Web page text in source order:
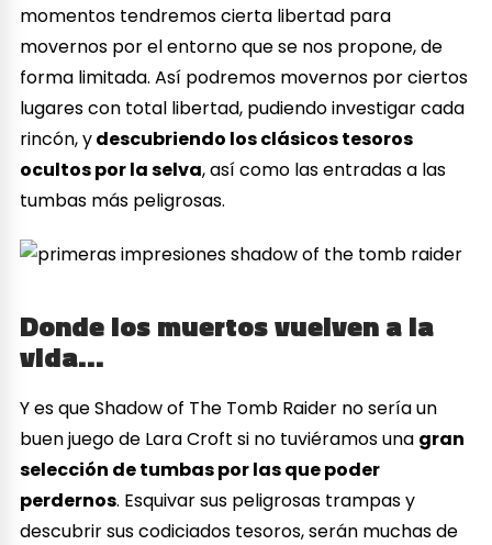
momentos tendremos cierta libertad para
movernos por el entorno que se nos propone, de
forma limitada. Así podremos movernos por ciertos
lugares con total libertad, pudiendo investigar cada
rincón, ydescubriendo los clásicos tesoros
ocultos por la selva, así como las entradas a las
tumbas más peligrosas.
Donde los muertos vuelven a la
vida…
Y es que Shadow of The Tomb Raider no sería un
buen juego de Lara Croft si no tuviéramos una gran
selección de tumbas por las que poder
perdernos. Esquivar sus peligrosas trampas y
descubrir sus codiciados tesoros, serán muchas de